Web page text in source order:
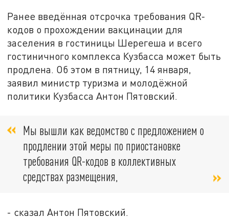
Ранее введённая отсрочка требования QR-
кодов о прохождении вакцинации для
заселения в гостиницы Шерегеша и всего
гостиничного комплекса Кузбасса может быть
продлена. Об этом в пятницу, 14 января,
заявил министр туризма и молодёжной
политики Кузбасса Антон Пятовский.
Мы вышли как ведомство с предложением о
продлении этой меры по приостановке
требования QR-кодов в коллективных
средствах размещения,
- сказал Антон Пятовский.